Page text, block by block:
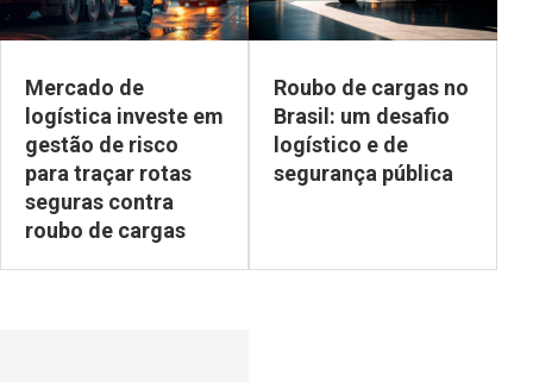
Mercado de
logística investe em
gestão de risco
para traçar rotas
seguras contra
roubo de cargas
Roubo de cargas no
Brasil: um desafio
logístico e de
segurança pública